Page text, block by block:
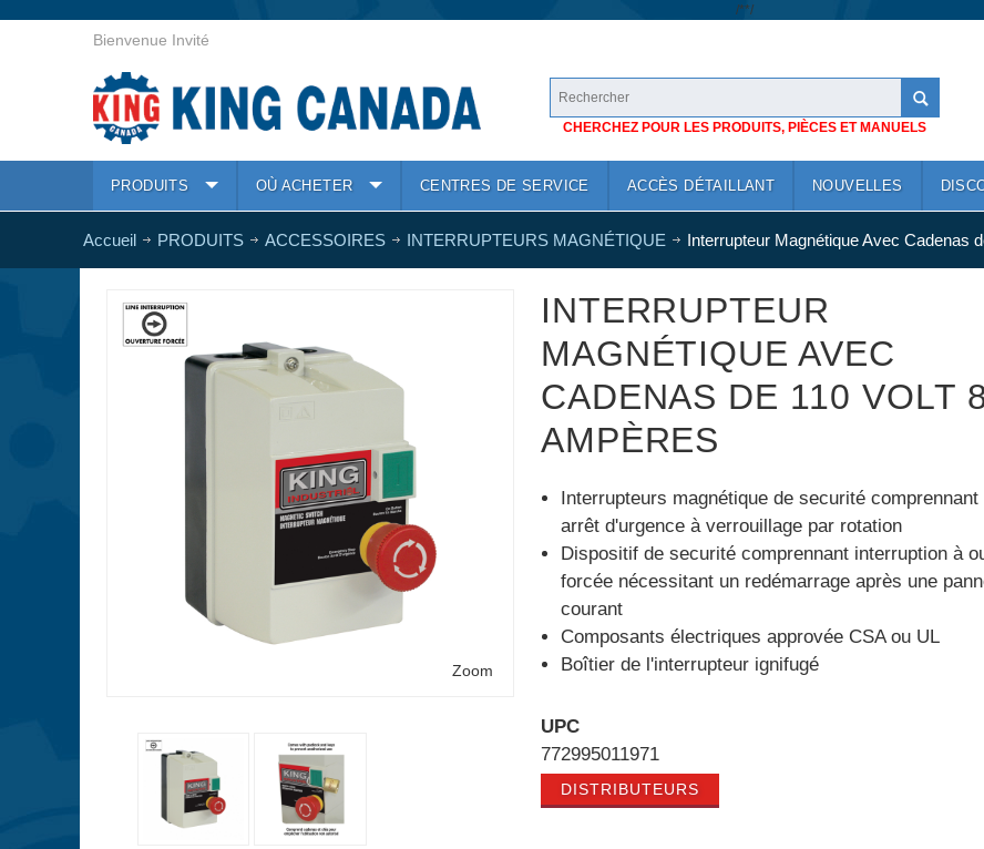
/**/
Bienvenue Invité
CHERCHEZ POUR LES PRODUITS, PIÈCES ET MANUELS
PRODUITS OÙ ACHETER CENTRES DE SERVICE ACCÈS DÉTAILLANT NOUVELLES
Accueil PRODUITS ACCESSOIRES INTERRUPTEURS MAGNÉTIQUE Interrupteur Magnétique Avec Cadenas
Zoom
INTERRUPTEUR
MAGNÉTIQUE AVEC
CADENAS DE 110 VOLT
AMPÈRES
Interrupteurs magnétique de securité comprennant
arrêt d'urgence à verrouillage par rotation
Dispositif de securité comprennant interruption à
forcée nécessitant un redémarrage après une
courant
Composants électriques approvée CSA ou UL
Boîtier de l'interrupteur ignifugé
UPC
772995011971
DISTRIBUTEURS